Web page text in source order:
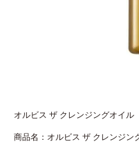
オルビス ザ クレンジングオイ
商品名：オルビス ザ クレンジン